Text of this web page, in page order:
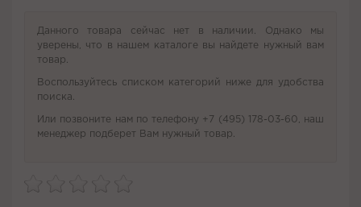
Данного товара сейчас нет в наличии. Однако мы
уверены, что в нашем каталоге вы найдете нужный вам
товар.
Воспользуйтесь списком категорий ниже для удобства
поиска.
Или позвоните нам по телефону +7 (495) 178-03-60, наш
менеджер подберет Вам нужный товар.